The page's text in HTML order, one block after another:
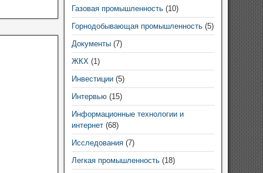
Газовая промышленность(10)
Горнодобывающая промышленность(5)
Документы(7)
ЖКХ(1)
Инвестиции(5)
Интервью(15)
Информационные технологии и
интернет(68)
Исследования(7)
Легкая промышленность(18)